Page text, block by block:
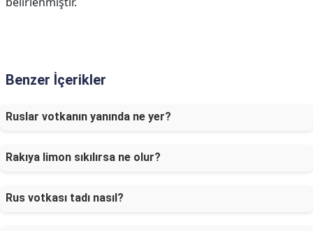
Benzer İçerikler
Ruslar votkanın yanında ne yer?
Rakıya limon sıkılırsa ne olur?
Rus votkası tadı nasıl?